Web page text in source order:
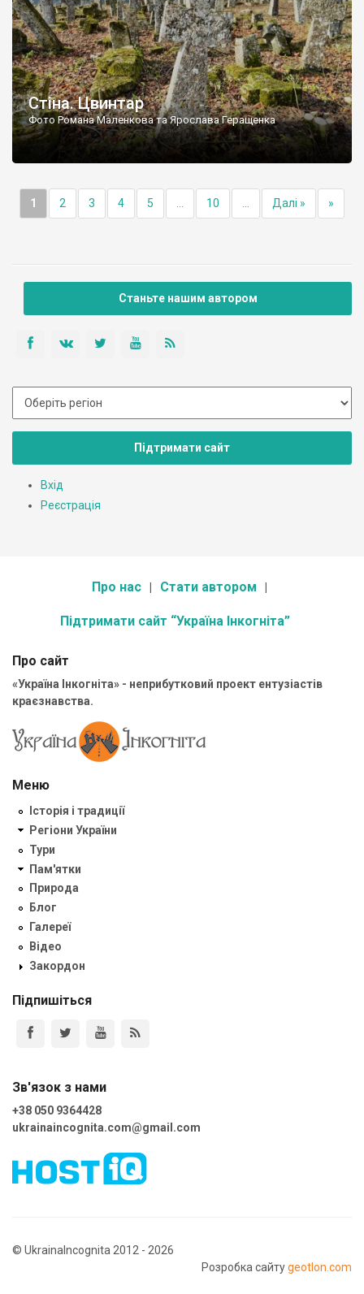
Стіна. Цвинтар
Фото Романа Маленкова та Ярослава Геращенка
1 2 3 4 5 10 Далі » »
Станьте нашим автором
Підтримати сайт
Вхід
Реєстрація
Про нас Стати автором
Підтримати сайт “Україна Інкогніта”
Про сайт
«Україна Інкогніта» - неприбутковий проект ентузіастів
краєзнавства.
Меню
Історія і традиції
Регіони України
Тури
Пам'ятки
Природа
Блог
Галереї
Відео
Закордон
Підпишіться
Зв'язок з нами
+38 050 9364428
ukrainaincognita.com@gmail.com
© UkrainaIncognita 2012 - 2026
Розробка сайтуgeotlon.com